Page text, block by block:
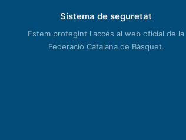
Sistema de seguretat
Estem protegint l'accés al web oficial de la
Federació Catalana de Bàsquet.